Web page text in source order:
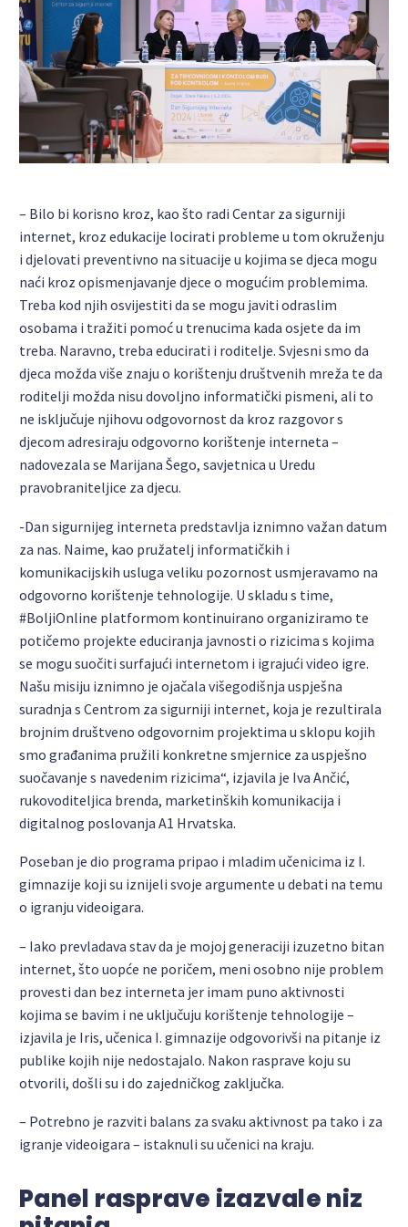
– Bilo bi korisno kroz, kao što radi Centar za sigurniji
internet, kroz edukacije locirati probleme u tom okruženju
i djelovati preventivno na situacije u kojima se djeca mogu
naći kroz opismenjavanje djece o mogućim problemima.
Treba kod njih osvijestiti da se mogu javiti odraslim
osobama i tražiti pomoć u trenucima kada osjete da im
treba. Naravno, treba educirati i roditelje. Svjesni smo da
djeca možda više znaju o korištenju društvenih mreža te da
roditelji možda nisu dovoljno informatički pismeni, ali to
ne isključuje njihovu odgovornost da kroz razgovor s
djecom adresiraju odgovorno korištenje interneta –
nadovezala se Marijana Šego, savjetnica u Uredu
pravobraniteljice za djecu.
-Dan sigurnijeg interneta predstavlja iznimno važan datum
za nas. Naime, kao pružatelj informatičkih i
komunikacijskih usluga veliku pozornost usmjeravamo na
odgovorno korištenje tehnologije. U skladu s time,
#BoljiOnline platformom kontinuirano organiziramo te
potičemo projekte educiranja javnosti o rizicima s kojima
se mogu suočiti surfajući internetom i igrajući video igre.
Našu misiju iznimno je ojačala višegodišnja uspješna
suradnja s Centrom za sigurniji internet, koja je rezultirala
brojnim društveno odgovornim projektima u sklopu kojih
smo građanima pružili konkretne smjernice za uspješno
suočavanje s navedenim rizicima“, izjavila je Iva Ančić,
rukovoditeljica brenda, marketinških komunikacija i
digitalnog poslovanja A1 Hrvatska.
Poseban je dio programa pripao i mladim učenicima iz I.
gimnazije koji su iznijeli svoje argumente u debati na temu
o igranju videoigara.
– Iako prevladava stav da je mojoj generaciji izuzetno bitan
internet, što uopće ne poričem, meni osobno nije problem
provesti dan bez interneta jer imam puno aktivnosti
kojima se bavim i ne uključuju korištenje tehnologije –
izjavila je Iris, učenica I. gimnazije odgovorivši na pitanje iz
publike kojih nije nedostajalo. Nakon rasprave koju su
otvorili, došli su i do zajedničkog zaključka.
– Potrebno je razviti balans za svaku aktivnost pa tako i za
igranje videoigara – istaknuli su učenici na kraju.
Panel rasprave izazvale niz